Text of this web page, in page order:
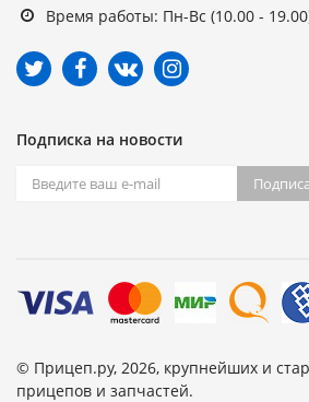
Время работы: Пн-Вс (10.00 -
Подписка на новости
© Прицеп.ру, 2026, крупнейших и
прицепов и запчастей.